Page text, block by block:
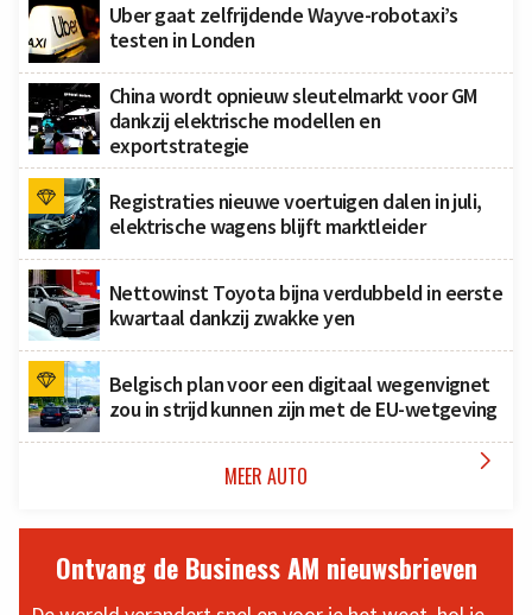
Uber gaat zelfrijdende Wayve-robotaxi’s
testen in Londen
China wordt opnieuw sleutelmarkt voor GM
dankzij elektrische modellen en
exportstrategie
Registraties nieuwe voertuigen dalen in juli,
elektrische wagens blijft marktleider
Nettowinst Toyota bijna verdubbeld in eerste
kwartaal dankzij zwakke yen
Belgisch plan voor een digitaal wegenvignet
zou in strijd kunnen zijn met de EU-wetgeving
MEER AUTO 
Ontvang de Business AM nieuwsbrieven